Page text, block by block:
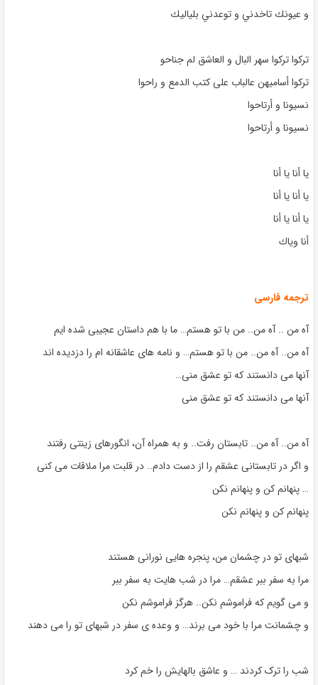
و عيونك تاخدني و توعدني بلياليك
تركوا تركوا سهر البال و العاشق لم جناحو
تركوا أساميهن عالباب على كتب الدمع و راحوا
نسيونا و أرتاحوا
نسيونا و أرتاحوا
يا أنا يا أنا
يا أنا يا أنا
يا أنا يا أنا
أنا وياك
ترجمه فارسی
آه من .. آه من.. من با تو هستم… ما با هم داستان عجیبی شده ایم
آه من.. آه من.. من با تو هستم… و نامه های عاشقانه ام را دزدیده اند
آنها می دانستند که تو عشق منی…
آنها می دانستند که تو عشق منی
آه من.. آه من.. تابستان رفت.. و به همراه آن، انگورهای زینتی رفتند
و اگر در تابستانی عشقم را از دست دادم.. در قلبت مرا ملاقات می کنی
… پنهانم کن و پنهانم نکن
پنهانم کن و پنهانم نکن
شبهای تو در چشمان من، پنجره هایی نورانی هستند
مرا به سفر ببر عشقم… مرا در شب هایت به سفر ببر
و می گویم که فراموشم نکن.. هرگز فراموشم نکن
و چشمانت مرا با خود می برند… و وعده ی سفر در شبهای تو را می دهند
شب را ترک کردند … و عاشق بالهایش را خم کرد